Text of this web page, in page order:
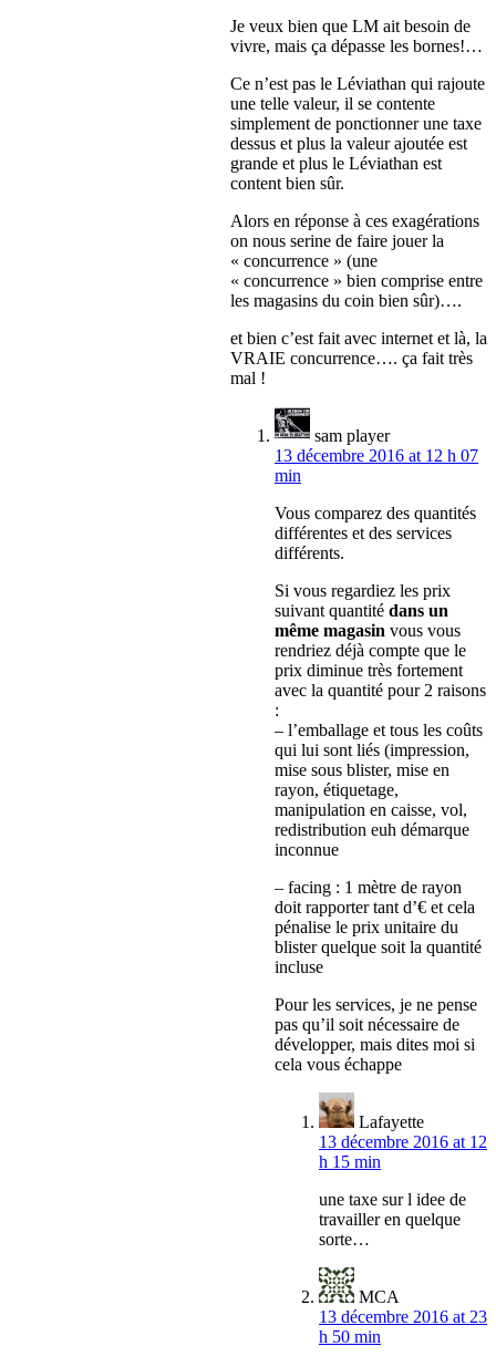
Je veux bien que LM ait besoin de
vivre, mais ça dépasse les bornes!…
Ce n’est pas le Léviathan qui rajoute
une telle valeur, il se contente
simplement de ponctionner une taxe
dessus et plus la valeur ajoutée est
grande et plus le Léviathan est
content bien sûr.
Alors en réponse à ces exagérations
on nous serine de faire jouer la
« concurrence » (une
« concurrence » bien comprise entre
les magasins du coin bien sûr)….
et bien c’est fait avec internet et là, la
VRAIE concurrence…. ça fait très
mal !
sam player
13 décembre 2016 at 12 h 07
min
Vous comparez des quantités
différentes et des services
différents.
Si vous regardiez les prix
suivant quantité dans un
même magasin vous vous
rendriez déjà compte que le
prix diminue très fortement
avec la quantité pour 2 raisons
:
– l’emballage et tous les coûts
qui lui sont liés (impression,
mise sous blister, mise en
rayon, étiquetage,
manipulation en caisse, vol,
redistribution euh démarque
inconnue
– facing : 1 mètre de rayon
doit rapporter tant d’€ et cela
pénalise le prix unitaire du
blister quelque soit la quantité
incluse
Pour les services, je ne pense
pas qu’il soit nécessaire de
développer, mais dites moi si
cela vous échappe
Lafayette
13 décembre 2016 at 12
h 15 min
une taxe sur l idee de
travailler en quelque
sorte…
MCA
13 décembre 2016 at 23
h 50 min